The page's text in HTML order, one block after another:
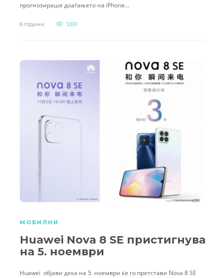
прогнозираше доаѓањето на iPhone…
6 години 1269
МОБИЛНИ
Huawei Nova 8 SE пристигнува
на 5. ноември
Huawei објави дека на 5. ноември ќе го претстави Nova 8 SE